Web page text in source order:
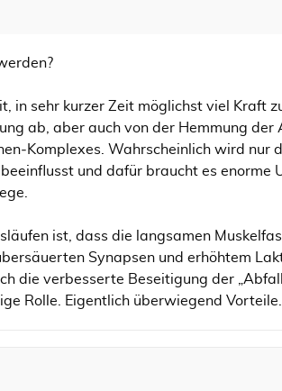
in sehr kurzer Zeit möglichst viel Kraft
ab, aber auch von der Hemmung
Wahrscheinlich wird nur
und dafür braucht es enorme
ist, dass die langsamen
Synapsen und erhöhtem
die verbesserte Beseitigung der
Rolle. Eigentlich überwiegend Vorteile.